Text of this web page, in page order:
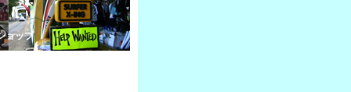
ョップ